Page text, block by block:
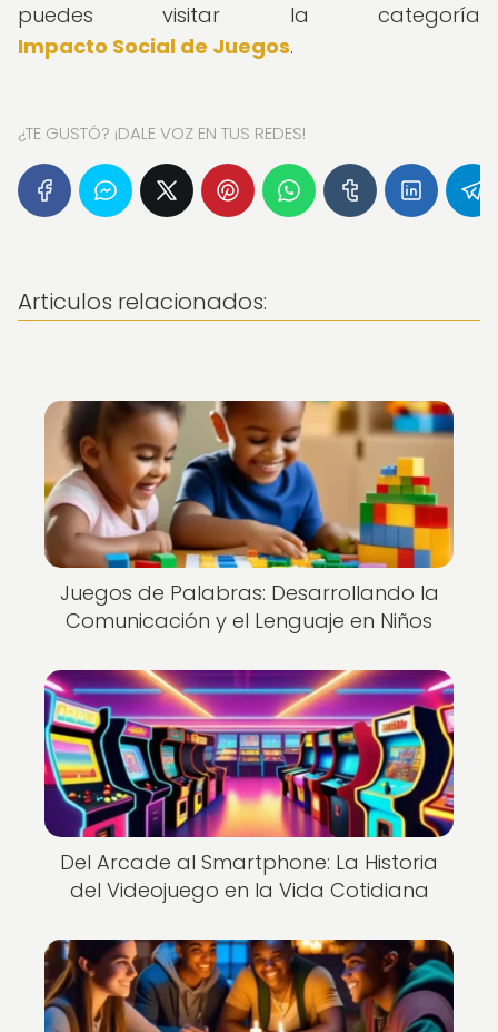
puedes visitar la categoría
Impacto Social de Juegos.
¿TE GUSTÓ? ¡DALE VOZ EN TUS REDES!
Articulos relacionados:
Juegos de Palabras: Desarrollando la
Comunicación y el Lenguaje en Niños
Del Arcade al Smartphone: La Historia
del Videojuego en la Vida Cotidiana